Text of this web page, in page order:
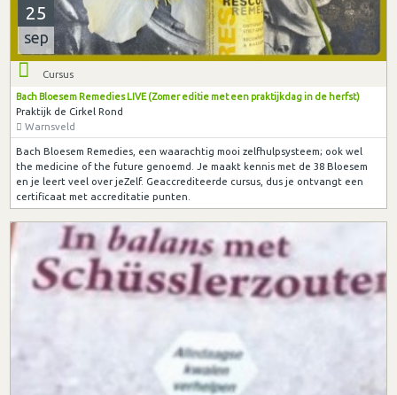
25
sep
Cursus
Bach Bloesem Remedies LIVE (Zomer editie met een praktijkdag in de herfst)
Praktijk de Cirkel Rond
Warnsveld
Bach Bloesem Remedies, een waarachtig mooi zelfhulpsysteem; ook wel
the medicine of the future genoemd. Je maakt kennis met de 38 Bloesem
en je leert veel over jeZelf. Geaccrediteerde cursus, dus je ontvangt een
certificaat met accreditatie punten.